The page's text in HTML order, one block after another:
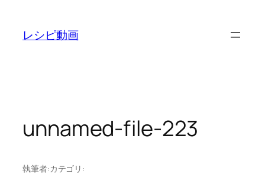
レシピ動画
unnamed-file-223
執筆者:カテゴリ: